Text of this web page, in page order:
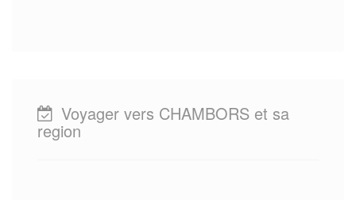
Voyager vers CHAMBORS et sa
region